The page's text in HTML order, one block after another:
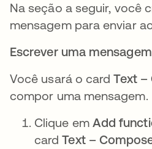
Na seção a seguir, você
mensagem para enviar
Escrever uma mensagem
Você usará o cardText –
compor uma mensagem.
Clique em Add
cardText –